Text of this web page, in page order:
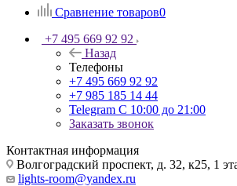
Сравнение товаров0
+7 495 669 92 92
Назад
Телефоны
+7 495 669 92 92
+7 985 185 14 44
Telegram С 10:00 до 21:00
Заказать звонок
Контактная информация
Волгоградский проспект, д. 32, к25, 1
lights-room@yandex.ru